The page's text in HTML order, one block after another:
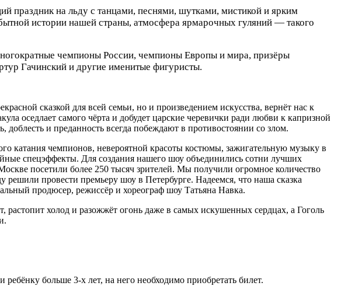
праздник на льду с танцами, песнями, шутками, мистикой и ярким
истории нашей страны, атмосфера ярмарочных гуляний — такого
чемпионы России, чемпионы Европы и мира, призёры
Гачинский и другие именитые фигуристы.
сказкой для всей семьи, но и произведением искусства, вернёт нас к
оседлает самого чёрта и добудет царские черевички ради любви к капризной
доблесть и преданность всегда побеждают в противостоянии со злом.
катания чемпионов, невероятной красоты костюмы, зажигательную музыку в
спецэффекты. Для создания нашего шоу объединились сотни лучших
посетили более 250 тысяч зрителей. Мы получили огромное количество
провести премьеру шоу в Петербурге. Надеемся, что наша сказка
продюсер, режиссёр и хореограф шоу Татьяна Навка.
растопит холод и разожжёт огонь даже в самых искушенных сердцах, а Гоголь
больше 3-х лет, на него необходимо приобретать билет.